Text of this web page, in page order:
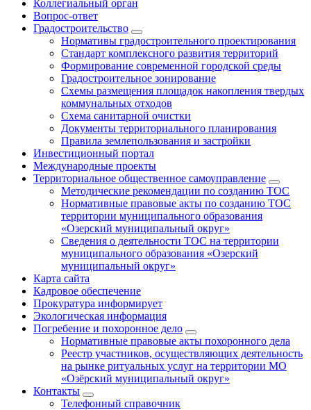
Коллегиальный орган
Вопрос-ответ
Градостроительство
Нормативы градостроительного проектирования
Стандарт комплексного развития территорий
Формирование современной городской среды
Градостроительное зонирование
Схемы размещения площадок накопления твердых
коммунальных отходов
Схема санитарной очистки
Документы территориального планирования
Правила землепользования и застройки
Инвестиционный портал
Международные проекты
Территориальное общественное самоуправление
Методические рекомендации по созданию ТОС
Нормативные правовые акты по созданию ТОС
территории муниципального образования
«Озерский муниципальный округ»
Сведения о деятельности ТОС на территории
муниципального образования «Озерский
муниципальный округ»
Карта сайта
Кадровое обеспечение
Прокуратура информирует
Экологическая информация
Погребение и похоронное дело
Нормативные правовые акты похоронного дела
Реестр участников, осуществляющих деятельность
на рынке ритуальных услуг на территории МО
«Озёрский муниципальный округ»
Контакты
Телефонный справочник